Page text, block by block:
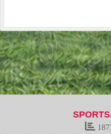
SPORTS